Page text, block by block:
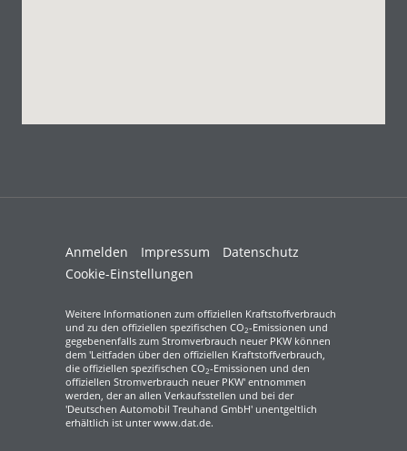
Anmelden Impressum
Datenschutz
Cookie-Einstellungen
Weitere Informationen zum offiziellen Kraftstoffverbrauch
und zu den offiziellen spezifischen CO2-Emissionen und
gegebenenfalls zum Stromverbrauch neuer PKW können
dem 'Leitfaden über den offiziellen Kraftstoffverbrauch,
die offiziellen spezifischen CO2-Emissionen und den
offiziellen Stromverbrauch neuer PKW' entnommen
werden, der an allen Verkaufsstellen und bei der
'Deutschen Automobil Treuhand GmbH' unentgeltlich
erhältlich ist unter www.dat.de.